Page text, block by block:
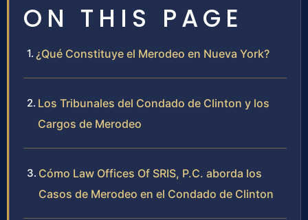
ON THIS PAGE
¿Qué Constituye el Merodeo en Nueva York?
Los Tribunales del Condado de Clinton y los
Cargos de Merodeo
Cómo Law Offices Of SRIS, P.C. aborda los
Casos de Merodeo en el Condado de Clinton